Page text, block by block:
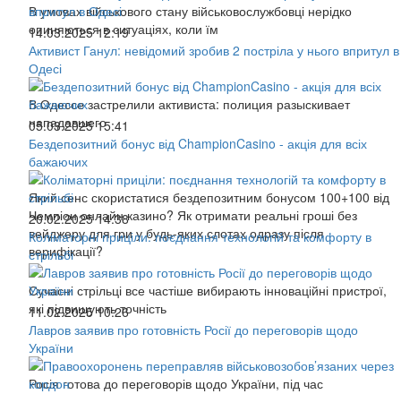
В умовах військового стану військовослужбовці нерідко
опиняються в ситуаціях, коли їм
14.03.2025 12:19
Активист Ганул: невідомий зробив 2 постріла у нього впритул в
Одесі
В Одессе застрелили активиста: полиция разыскивает
нападавшего
05.03.2025 15:41
Бездепозитний бонус від ChampionCasino - акція для всіх
бажаючих
Який сенс скористатися бездепозитним бонусом 100+100 від
Чемпіон онлайн казино? Як отримати реальні гроші без
вейджеру для гри у будь-яких слотах одразу після
верифікації?
20.02.2025 14:38
Коліматорні приціли: поєднання технологій та комфорту в
стрільбі
Сучасні стрільці все частіше вибирають інноваційні пристрої,
які підвищують точність
11.02.2025 10:26
Лавров заявив про готовність Росії до переговорів щодо
України
Росія готова до переговорів щодо України, під час